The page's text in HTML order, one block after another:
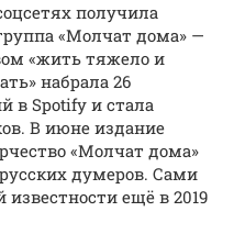
получила
«Молчат дома» —
«жить тяжело и
набрала 26
в Spotify и стала
В июне издание
«Молчат дома»
думеров. Сами
ещё в 2019